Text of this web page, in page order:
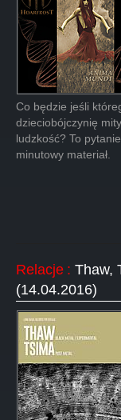
Co będzie jeśli
dzieciobójczynię
ludzkość? To
minutowy materiał.
Relacje : Thaw,
(14.04.2016)